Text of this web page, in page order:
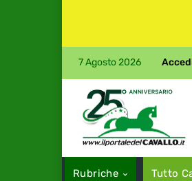
7 Agosto 2026
Rubriche Tutto